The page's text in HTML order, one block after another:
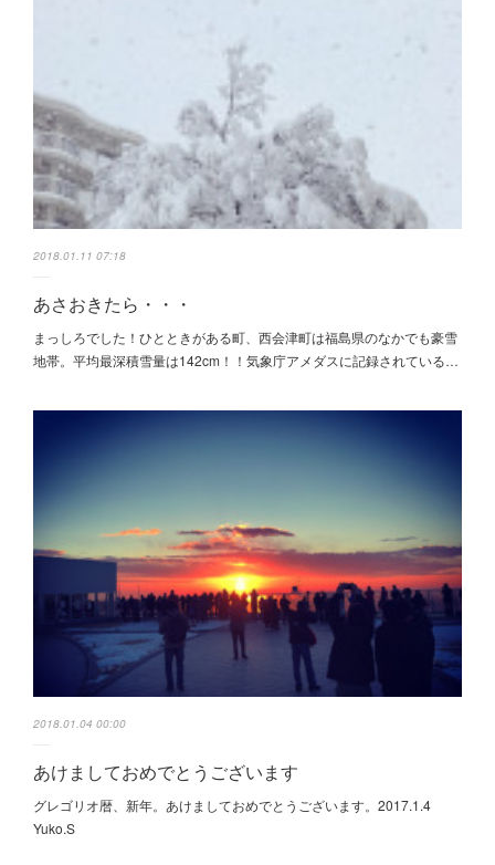
2018.01.11 07:18
あさおきたら・・・
まっしろでした！ひとときがある町、西会津町は福島県のなかでも豪雪
地帯。平均最深積雪量は142cm！！気象庁アメダスに記録されている…
2018.01.04 00:00
あけましておめでとうございます
グレゴリオ暦、新年。あけましておめでとうございます。2017.1.4
Yuko.S